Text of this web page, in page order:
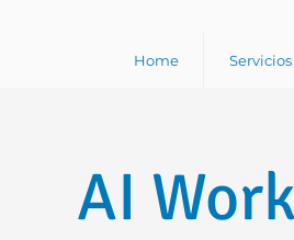
Home Servicios
AI